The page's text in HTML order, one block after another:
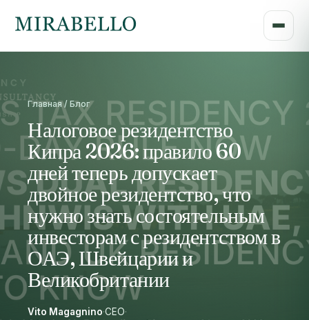
Главная / Блог
Налоговое резидентство
Кипра 2026: правило 60
дней теперь допускает
двойное резидентство, что
нужно знать состоятельным
инвесторам с резидентством в
ОАЭ, Швейцарии и
Великобритании
Vito Magagnino·CEO·